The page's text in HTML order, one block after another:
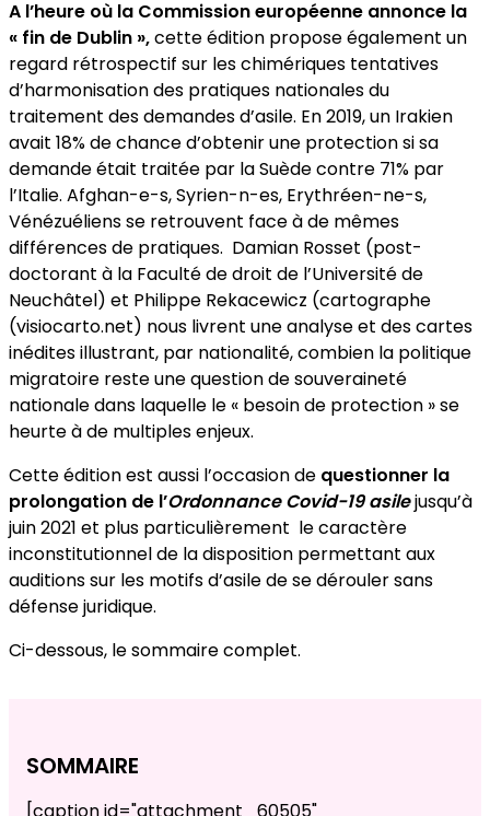
A l’heure où la Commission européenne annonce la
« fin de Dublin »,cette édition propose également un
regard rétrospectif sur les chimériques tentatives
d’harmonisation des pratiques nationales du
traitement des demandes d’asile. En 2019, un Irakien
avait 18% de chance d’obtenir une protection si sa
demande était traitée par la Suède contre 71% par
l’Italie. Afghan-e-s, Syrien-n-es, Erythréen-ne-s,
Vénézuéliens se retrouvent face à de mêmes
différences de pratiques. Damian Rosset (post-
doctorant à la Faculté de droit de l’Université de
Neuchâtel) et Philippe Rekacewicz (cartographe
(visiocarto.net) nous livrent une analyse et des cartes
inédites illustrant, par nationalité, combien la politique
migratoire reste une question de souveraineté
nationale dans laquelle le « besoin de protection » se
heurte à de multiples enjeux.
Cette édition est aussi l’occasion de questionner la
prolongation de l’Ordonnance Covid-19 asilejusqu’à
juin 2021 et plus particulièrement le caractère
inconstitutionnel de la disposition permettant aux
auditions sur les motifs d’asile de se dérouler sans
défense juridique.
Ci-dessous, le sommaire complet.
SOMMAIRE